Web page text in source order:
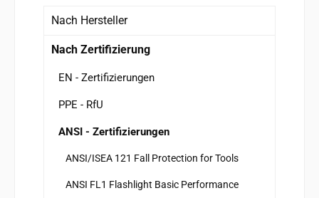
Nach Hersteller
Nach Zertifizierung
EN - Zertifizierungen
PPE - RfU
ANSI - Zertifizierungen
ANSI/ISEA 121 Fall Protection for Tools
ANSI FL1 Flashlight Basic Performance